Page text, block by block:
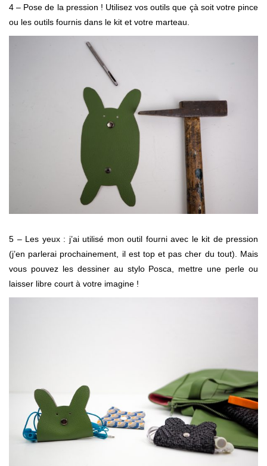
4 – Pose de la pression ! Utilisez vos outils que çà soit votre pince
ou les outils fournis dans le kit et votre marteau.
5 – Les yeux : j’ai utilisé mon outil fourni avec le kit de pression
(j’en parlerai prochainement, il est top et pas cher du tout). Mais
vous pouvez les dessiner au stylo Posca, mettre une perle ou
laisser libre court à votre imagine !